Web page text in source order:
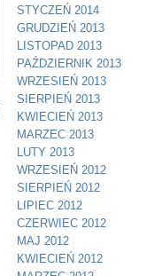
STYCZEŃ 2014
GRUDZIEŃ 2013
LISTOPAD 2013
PAŹDZIERNIK 2013
WRZESIEŃ 2013
SIERPIEŃ 2013
KWIECIEŃ 2013
MARZEC 2013
LUTY 2013
WRZESIEŃ 2012
SIERPIEŃ 2012
LIPIEC 2012
CZERWIEC 2012
MAJ 2012
KWIECIEŃ 2012